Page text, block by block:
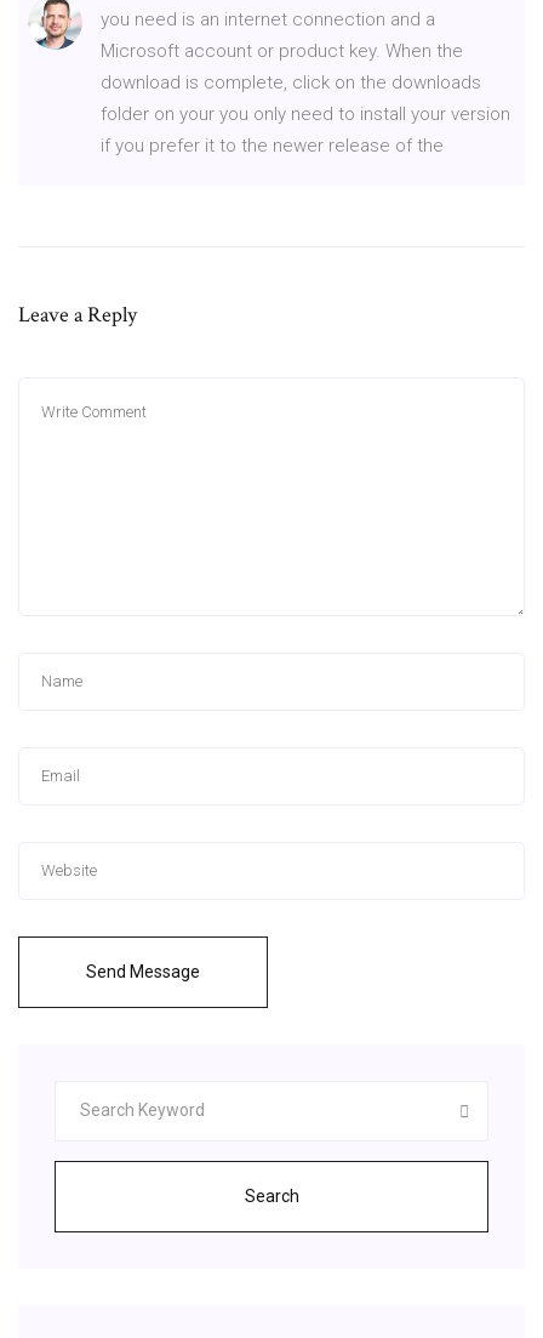
you need is an internet connection and a
Microsoft account or product key. When the
download is complete, click on the downloads
folder on your you only need to install your version
if you prefer it to the newer release of the
Leave a Reply
Send Message
Search